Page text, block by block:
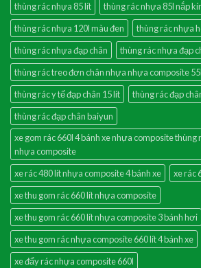
thùng rác nhựa 85 lít
thùng rác nhựa 85l nắp
thùng rác nhựa 120l màu đen
thùng rác nhựa
thùng rác nhựa đạp chân
thùng rác nhựa đạp
thùng rác treo đơn chân nhựa nhựa composite 55l
thùng rác y tế đạp chân 15 lít
thùng rác đạp
thùng rác đạp chân baiyun
xe gom rác 660l 4 bánh xe nhựa composite thùng
nhựa composite
xe rác 480 lít nhựa composite 4 bánh xe
xe rác
xe thu gom rác 660 lít nhựa composite
xe thu gom rác 660 lít nhựa composite 3 bánh hơi
xe thu gom rác nhựa composite 660 lít 4 bánh xe
xe đẩy rác nhựa composite 660l